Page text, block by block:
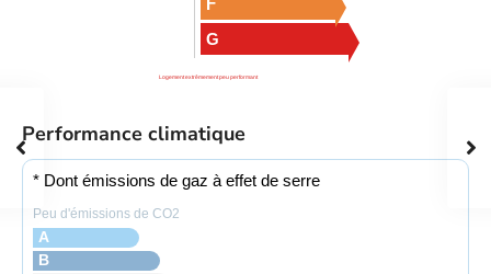
F
G
Logement extrêmement peu performant
Performance climatique
* Dont émissions de gaz à effet de serre
Peu d'émissions de CO2
A
B